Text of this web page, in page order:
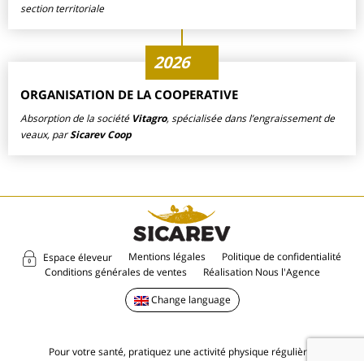
section territoriale
2026
ORGANISATION DE LA COOPERATIVE
Absorption de la société Vitagro, spécialisée dans l’engraissement de
veaux, parSicarev Coop
Espace éleveur Mentions légales
Politique de confidentialité
Conditions générales de ventes
Réalisation Nous l'Agence
Change language
Pour votre santé, pratiquez une activité physique régulière.